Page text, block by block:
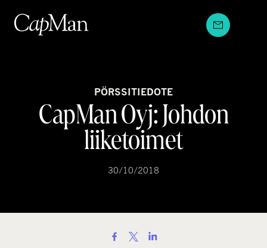
sisältöön
PÖRSSITIEDOTE
CapMan Oyj: Johdon
liiketoimet
30/10/2018